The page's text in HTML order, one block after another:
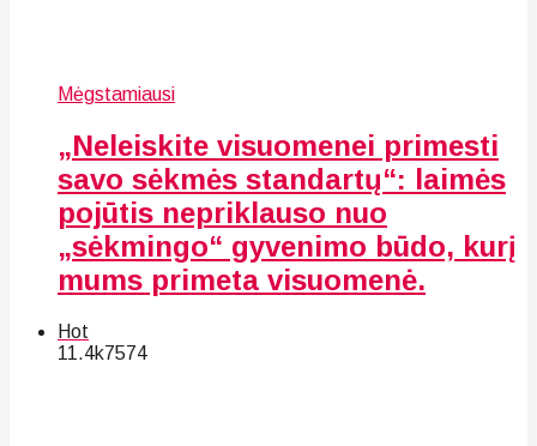
Mėgstamiausi
„Neleiskite visuomenei primesti
savo sėkmės standartų“: laimės
pojūtis nepriklauso nuo
„sėkmingo“ gyvenimo būdo, kurį
mums primeta visuomenė.
Hot
11.4k7574